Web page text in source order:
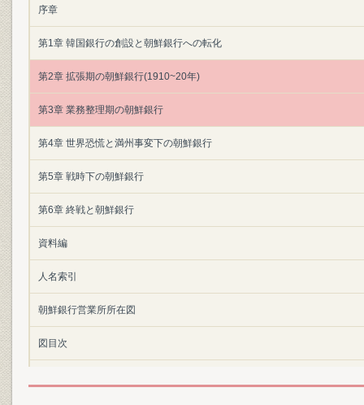
序章
第1章 韓国銀行の創設と朝鮮銀行への転化
第2章 拡張期の朝鮮銀行(1910~20年)
第3章 業務整理期の朝鮮銀行
第4章 世界恐慌と満州事変下の朝鮮銀行
第5章 戦時下の朝鮮銀行
第6章 終戦と朝鮮銀行
資料編
人名索引
朝鮮銀行営業所所在図
図目次